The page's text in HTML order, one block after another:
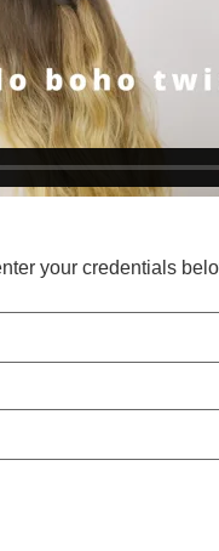
your credentials